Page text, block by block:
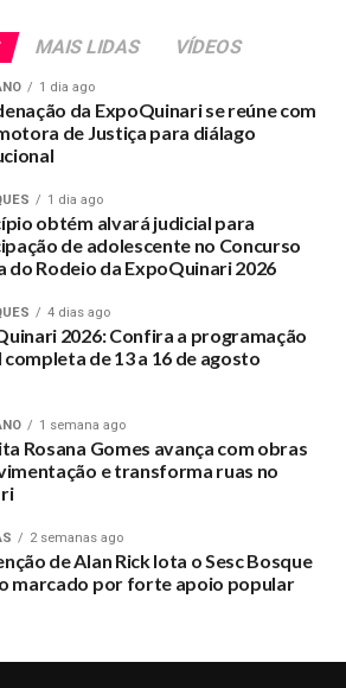
MAIS LIDAS VÍDEOS
1 dia ago
da ExpoQuinari se reúne com
de Justiça para diálago
1 dia ago
obtém alvará judicial para
de adolescente no Concurso
do Rodeio da ExpoQuinari 2026
4 dias ago
2026: Confira a programação
de 13 a 16 de agosto
1 semana ago
Rosana Gomes avança com obras
e transforma ruas no
2 semanas ago
de Alan Rick lota o Sesc Bosque
marcado por forte apoio popular